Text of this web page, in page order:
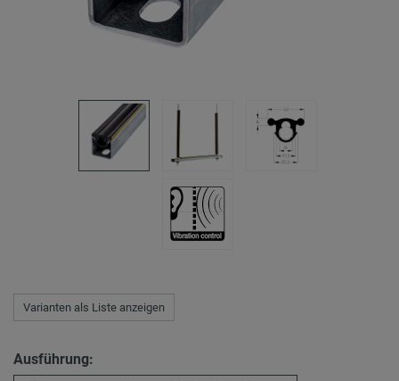
Varianten als Liste anzeigen
Ausführung: